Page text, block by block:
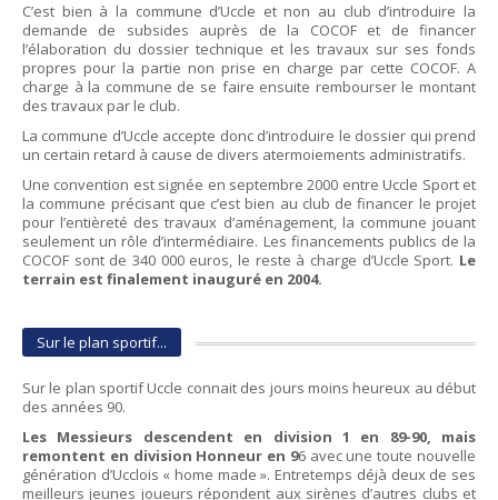
C’est bien à la commune d’Uccle et non au club d’introduire la
demande de subsides auprès de la COCOF et de financer
l’élaboration du dossier technique et les travaux sur ses fonds
propres pour la partie non prise en charge par cette COCOF. A
charge à la commune de se faire ensuite rembourser le montant
des travaux par le club.
La commune d’Uccle accepte donc d’introduire le dossier qui prend
un certain retard à cause de divers atermoiements administratifs.
Une convention est signée en septembre 2000 entre Uccle Sport et
la commune précisant que c’est bien au club de financer le projet
pour l’entièreté des travaux d’aménagement, la commune jouant
seulement un rôle d’intermédiaire. Les financements publics de la
COCOF sont de 340 000 euros, le reste à charge d’Uccle Sport. Le
terrain est finalement inauguré en 2004.
Sur le plan sportif...
Sur le plan sportif Uccle connait des jours moins heureux au début
des années 90.
Les Messieurs descendent en division 1 en 89-90, mais
remontent en division Honneur en 96 avec une toute nouvelle
génération d’Ucclois « home made ». Entretemps déjà deux de ses
meilleurs jeunes joueurs répondent aux sirènes d’autres clubs et